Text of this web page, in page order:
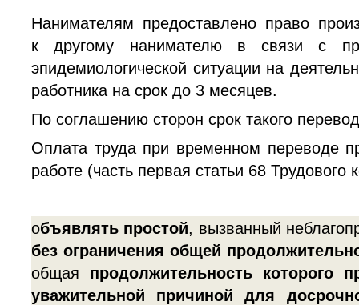
Нанимателям предоставлено право
к другому нанимателю в связи с
эпидемиологической ситуации на
работника на срок до 3 месяцев.
По соглашению сторон срок такого
Оплата трудапри временном переводе
работе (часть первая статьи 68 Трудового
объявлять простой, вызванный
без ограничения общей
общая продолжительность которого
уважительной причиной для